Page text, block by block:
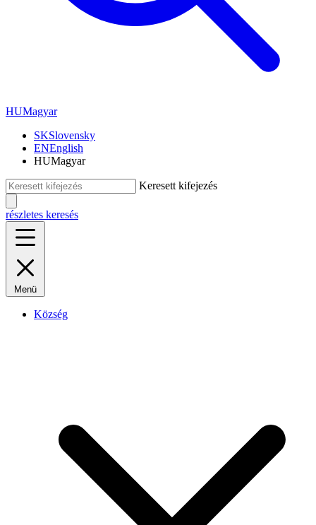
HUMagyar
SKSlovensky
ENEnglish
HUMagyar
Keresett kifejezés
részletes keresés
Menü
Község